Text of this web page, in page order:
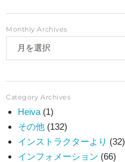
Monthly Archives
Category Archives
Heiva (1)
その他 (132)
インストラクターより (32)
インフォメーション (66)